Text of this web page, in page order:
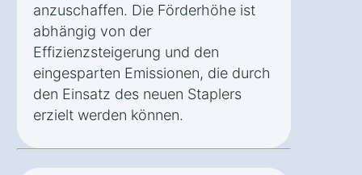
anzuschaffen. Die Förderhöhe ist
abhängig von der
Effizienzsteigerung und den
eingesparten Emissionen, die durch
den Einsatz des neuen Staplers
erzielt werden können.